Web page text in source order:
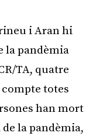
i Aran hi
la pandèmia
TA, quatre
compte totes
han mort
la pandèmia,